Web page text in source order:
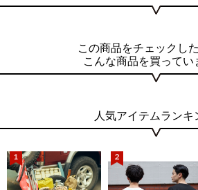
この商品をチェックした
こんな商品を買ってい
人気アイテムランキ